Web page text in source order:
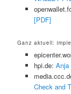
[PDF]
Ganz aktuell:
hpi.de: Anja
Check and